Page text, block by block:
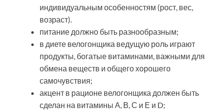
индивидуальным особенностям (рост, вес,
возраст).
питание должно быть разнообразным;
в диете велогонщика ведущую роль играют
продукты, богатые витаминами, важными для
обмена веществ и общего хорошего
самочувствия;
акцент в рационе велогонщика должен быть
сделан на витамины А, В, С и Е и D;